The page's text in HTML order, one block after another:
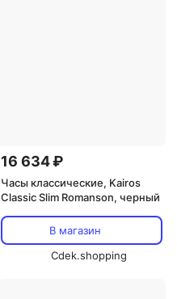
16 634 ₽
Часы классические, Kairos
Classic Slim Romanson, черный
В магазин
Cdek.shopping